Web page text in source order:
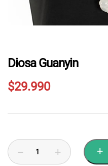
Diosa Guanyin
$29.990